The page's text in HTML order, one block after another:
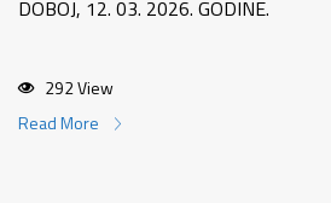
DOBOJ, 12. 03. 2026. GODINE.
292 View
Read More